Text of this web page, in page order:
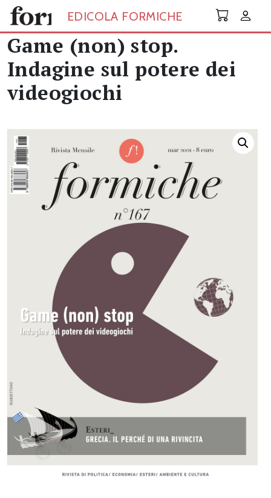
Skip to main content
EDICOLA FORMICHE
Game (non) stop.
Indagine sul potere dei
videogiochi